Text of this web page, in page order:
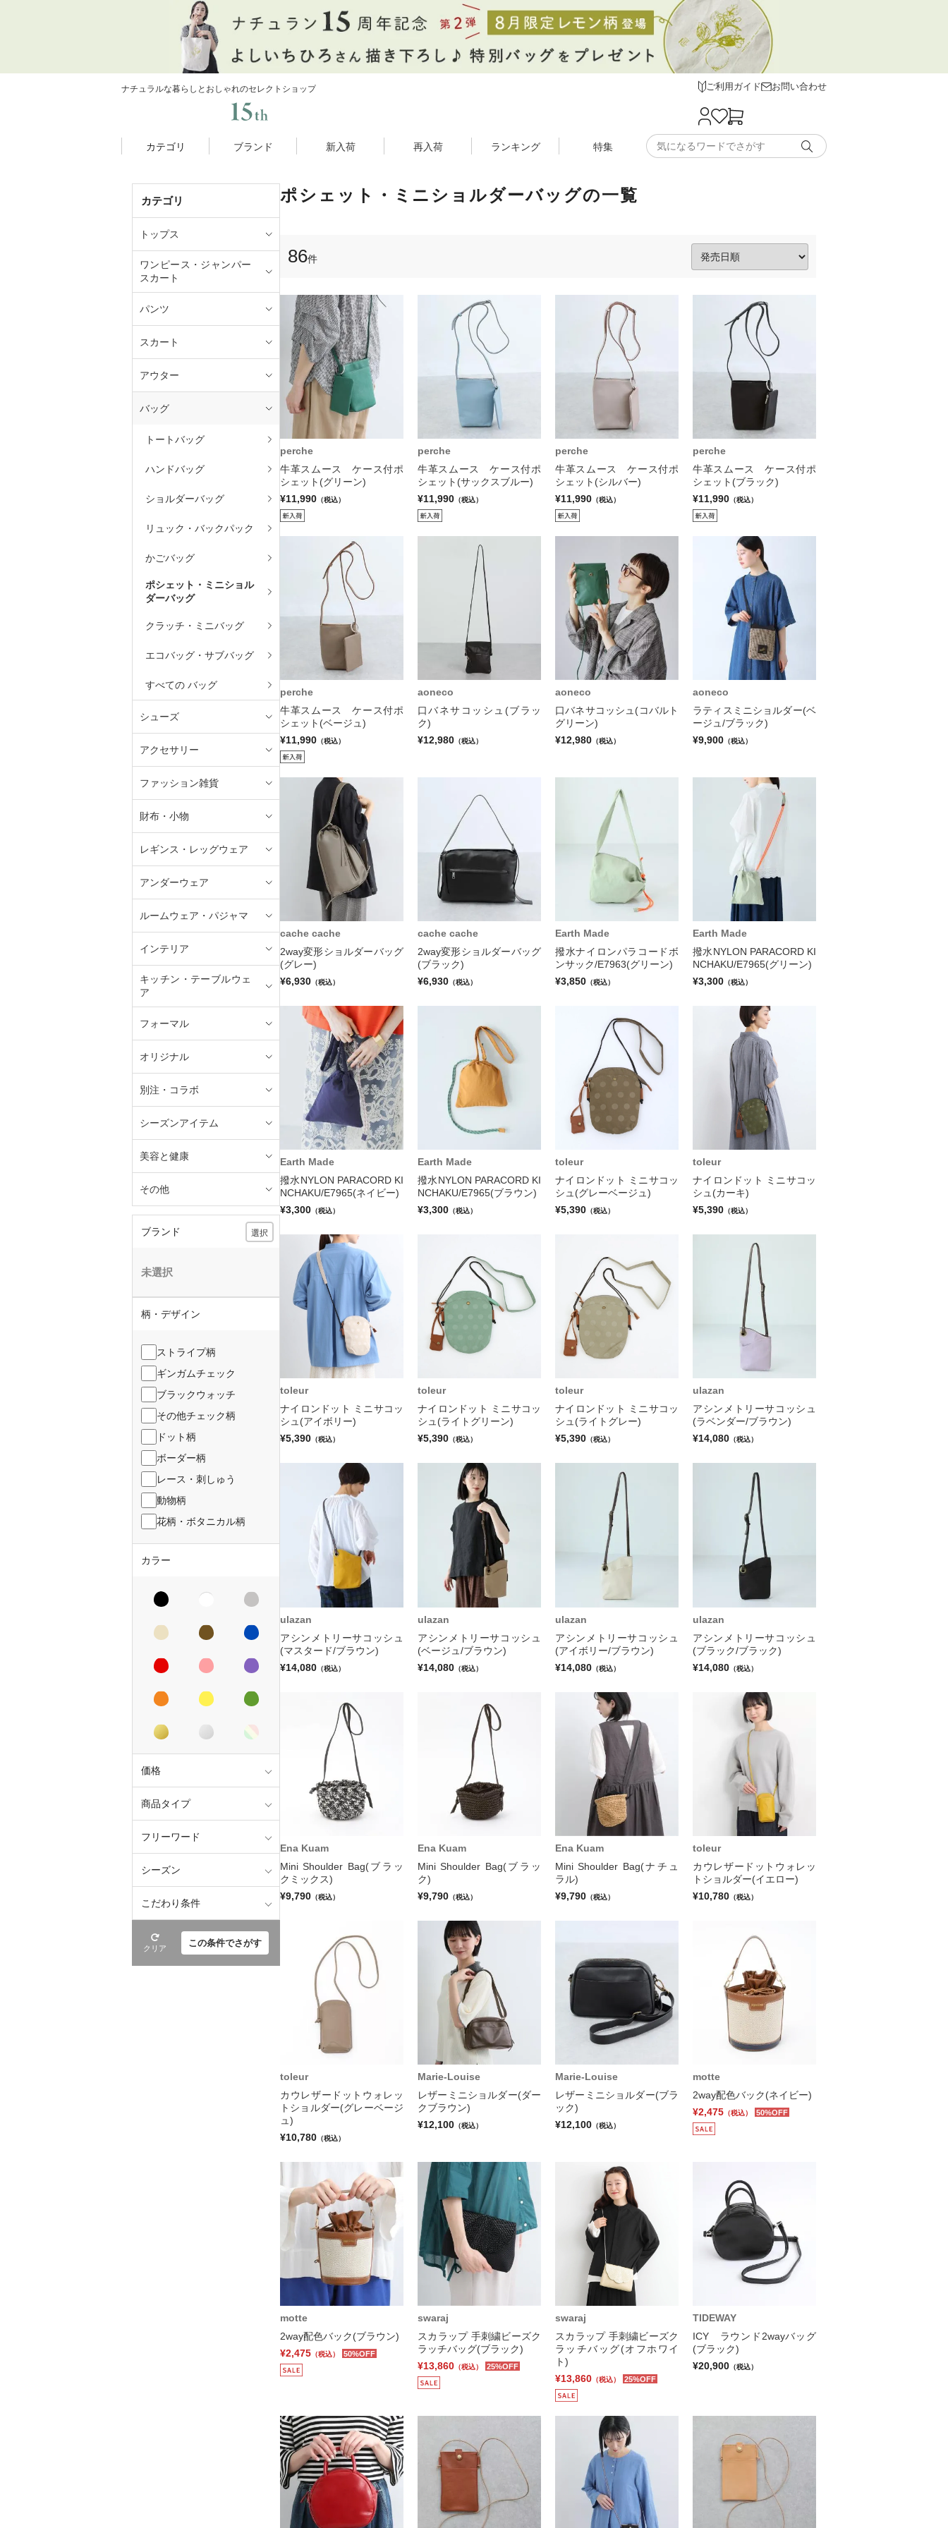
ナチュラルな暮らしとおしゃれのセレクトショップ ご利用ガイド お問い合わせ
カテゴリ ブランド 新入荷 再入荷 ランキング 特集
カテゴリ
トップス
ワンピース・ジャンパー
スカート
パンツ
スカート
アウター
バッグ
トートバッグ
ハンドバッグ
ショルダーバッグ
リュック・バックパック
かごバッグ
ポシェット・ミニショル
ダーバッグ
クラッチ・ミニバッグ
エコバッグ・サブバッグ
すべての バッグ
シューズ
アクセサリー
ファッション雑貨
財布・小物
レギンス・レッグウェア
アンダーウェア
ルームウェア・パジャマ
インテリア
キッチン・テーブルウェ
ア
フォーマル
オリジナル
別注・コラボ
シーズンアイテム
美容と健康
その他
ブランド 選択
未選択
柄・デザイン
ストライプ柄
ギンガムチェック
ブラックウォッチ
その他チェック柄
ドット柄
ボーダー柄
レース・刺しゅう
動物柄
花柄・ボタニカル柄
カラー
価格
商品タイプ
フリーワード
シーズン
こだわり条件
クリア この条件でさがす
ポシェット・ミニショルダーバッグの一覧
86件
perche
牛革スムース ケース付ポ
シェット(グリーン)
¥11,990 （税込）
perche
牛革スムース ケース付ポ
シェット(サックスブルー)
¥11,990 （税込）
perche
牛革スムース ケース付ポ
シェット(シルバー)
¥11,990 （税込）
perche
牛革スムース ケース付ポ
シェット(ブラック)
¥11,990 （税込）
perche
牛革スムース ケース付ポ
シェット(ベージュ)
¥11,990 （税込）
aoneco
口バネサコッシュ(ブラッ
ク)
¥12,980 （税込）
aoneco
口バネサコッシュ(コバルト
グリーン)
¥12,980 （税込）
aoneco
ラティスミニショルダー(ベ
ージュ/ブラック)
¥9,900 （税込）
cache cache
2way変形ショルダーバッグ
(グレー)
¥6,930 （税込）
cache cache
2way変形ショルダーバッグ
(ブラック)
¥6,930 （税込）
Earth Made
撥水ナイロンパラコードボ
ンサック/E7963(グリーン)
¥3,850 （税込）
Earth Made
撥水NYLON PARACORD KI
NCHAKU/E7965(グリーン)
¥3,300 （税込）
Earth Made
撥水NYLON PARACORD KI
NCHAKU/E7965(ネイビー)
¥3,300 （税込）
Earth Made
撥水NYLON PARACORD KI
NCHAKU/E7965(ブラウン)
¥3,300 （税込）
toleur
ナイロンドット ミニサコッ
シュ(グレーベージュ)
¥5,390 （税込）
toleur
ナイロンドット ミニサコッ
シュ(カーキ)
¥5,390 （税込）
toleur
ナイロンドット ミニサコッ
シュ(アイボリー)
¥5,390 （税込）
toleur
ナイロンドット ミニサコッ
シュ(ライトグリーン)
¥5,390 （税込）
toleur
ナイロンドット ミニサコッ
シュ(ライトグレー)
¥5,390 （税込）
ulazan
アシンメトリーサコッシュ
(ラベンダー/ブラウン)
¥14,080 （税込）
ulazan
アシンメトリーサコッシュ
(マスタード/ブラウン)
¥14,080 （税込）
ulazan
アシンメトリーサコッシュ
(ベージュ/ブラウン)
¥14,080 （税込）
ulazan
アシンメトリーサコッシュ
(アイボリー/ブラウン)
¥14,080 （税込）
ulazan
アシンメトリーサコッシュ
(ブラック/ブラック)
¥14,080 （税込）
Ena Kuam
Mini Shoulder Bag(ブラッ
クミックス)
¥9,790 （税込）
Ena Kuam
Mini Shoulder Bag(ブラッ
ク)
¥9,790 （税込）
Ena Kuam
Mini Shoulder Bag(ナチュ
ラル)
¥9,790 （税込）
toleur
カウレザードットウォレッ
トショルダー(イエロー)
¥10,780 （税込）
toleur
カウレザードットウォレッ
トショルダー(グレーベージ
ュ)
¥10,780 （税込）
Marie-Louise
レザーミニショルダー(ダー
クブラウン)
¥12,100 （税込）
Marie-Louise
レザーミニショルダー(ブラ
ック)
¥12,100 （税込）
motte
2way配色バック(ネイビー)
¥2,475 （税込） 50%OFF
motte
2way配色バック(ブラウン)
¥2,475 （税込） 50%OFF
swaraj
スカラップ 手刺繍ビーズク
ラッチバッグ(ブラック)
¥13,860 （税込） 25%OFF
swaraj
スカラップ 手刺繍ビーズク
ラッチバッグ(オフホワイ
ト)
¥13,860 （税込） 25%OFF
TIDEWAY
ICY ラウンド2wayバッグ
(ブラック)
¥20,900 （税込）